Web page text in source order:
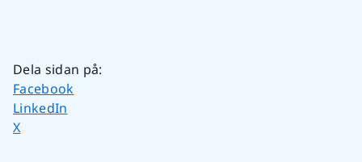
Dela sidan på:
Dela sidan på
Facebook
Dela sidan på
LinkedIn
Dela sidan på
X